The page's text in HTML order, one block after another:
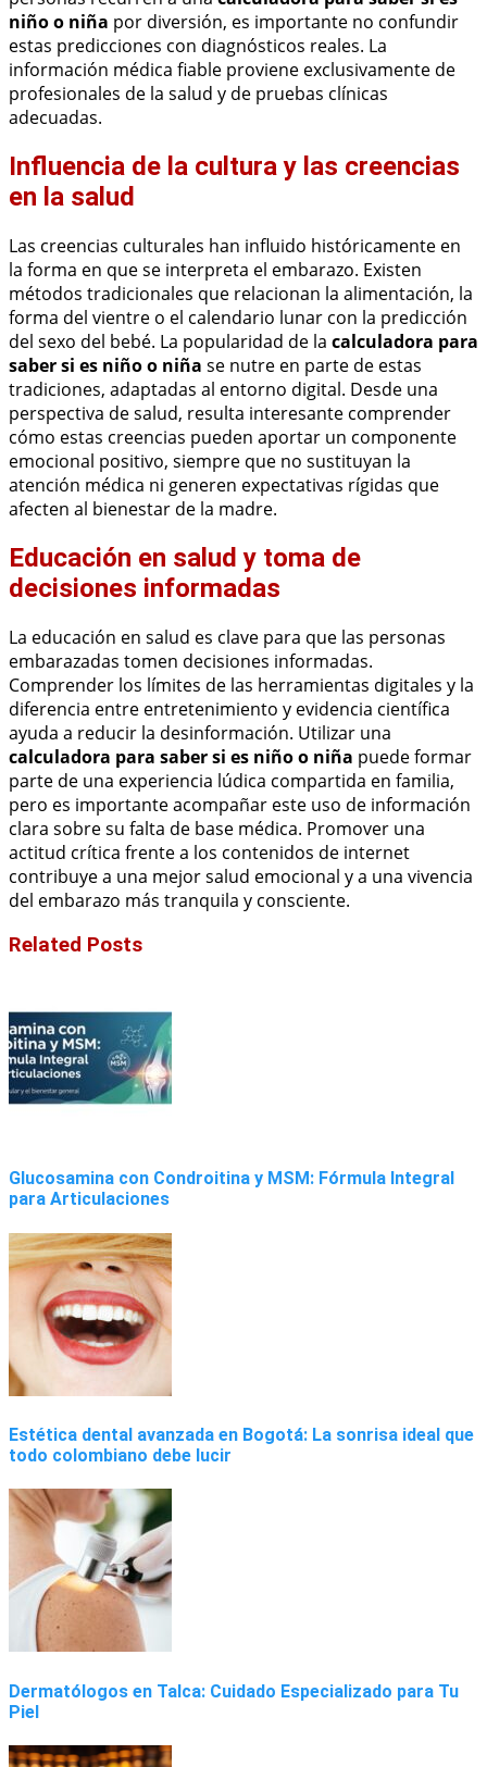
niño o niña por diversión, es importante no confundir
estas predicciones con diagnósticos reales. La
información médica fiable proviene exclusivamente de
profesionales de la salud y de pruebas clínicas
adecuadas.
Influencia de la cultura y las creencias
en la salud
Las creencias culturales han influido históricamente en
la forma en que se interpreta el embarazo. Existen
métodos tradicionales que relacionan la alimentación, la
forma del vientre o el calendario lunar con la predicción
del sexo del bebé. La popularidad de la calculadora para
saber si es niño o niña se nutre en parte de estas
tradiciones, adaptadas al entorno digital. Desde una
perspectiva de salud, resulta interesante comprender
cómo estas creencias pueden aportar un componente
emocional positivo, siempre que no sustituyan la
atención médica ni generen expectativas rígidas que
afecten al bienestar de la madre.
Educación en salud y toma de
decisiones informadas
La educación en salud es clave para que las personas
embarazadas tomen decisiones informadas.
Comprender los límites de las herramientas digitales y la
diferencia entre entretenimiento y evidencia científica
ayuda a reducir la desinformación. Utilizar una
calculadora para saber si es niño o niña puede formar
parte de una experiencia lúdica compartida en familia,
pero es importante acompañar este uso de información
clara sobre su falta de base médica. Promover una
actitud crítica frente a los contenidos de internet
contribuye a una mejor salud emocional y a una vivencia
del embarazo más tranquila y consciente.
Related Posts
Glucosamina con Condroitina y MSM: Fórmula Integral
para Articulaciones
Estética dental avanzada en Bogotá: La sonrisa ideal que
todo colombiano debe lucir
Dermatólogos en Talca: Cuidado Especializado para Tu
Piel